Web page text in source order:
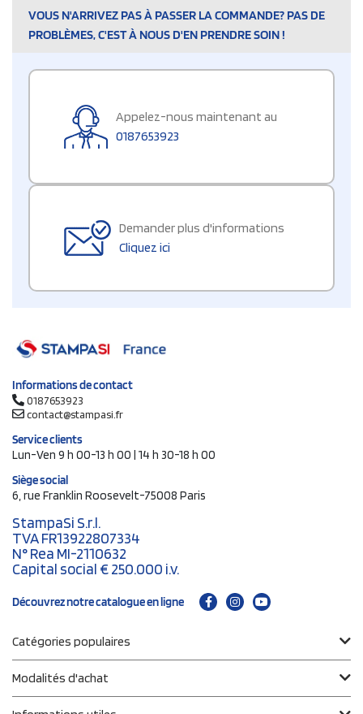
VOUS N'ARRIVEZ PAS À PASSER LA COMMANDE? PAS DE
PROBLÈMES, C'EST À NOUS D'EN PRENDRE SOIN !
Appelez-nous maintenant au
0187653923
Demander plus d'informations
Cliquez ici
Informations de contact
0187653923
contact@stampasi.fr
Service clients
Lun-Ven 9 h 00-13 h 00 | 14 h 30-18 h 00
Siège social
6, rue Franklin Roosevelt-75008 Paris
StampaSi S.r.l.
TVA FR13922807334
N° Rea MI-2110632
Capital social € 250.000 i.v.
Découvrez notre catalogue en ligne
Catégories populaires
Modalités d'achat